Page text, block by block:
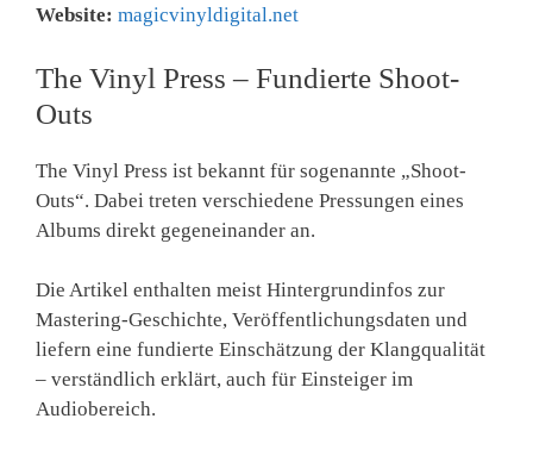
Website: magicvinyldigital.net
The Vinyl Press – Fundierte Shoot-
Outs
The Vinyl Press ist bekannt für sogenannte „Shoot-
Outs“. Dabei treten verschiedene Pressungen eines
Albums direkt gegeneinander an.
Die Artikel enthalten meist Hintergrundinfos zur
Mastering-Geschichte, Veröffentlichungsdaten und
liefern eine fundierte Einschätzung der Klangqualität
– verständlich erklärt, auch für Einsteiger im
Audiobereich.